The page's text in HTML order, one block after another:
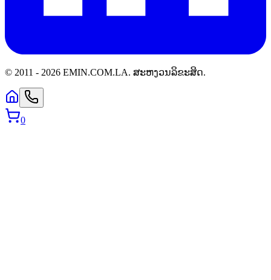
© 2011 - 2026 EMIN.COM.LA. ສະຫງວນລິຂະສິດ.
0